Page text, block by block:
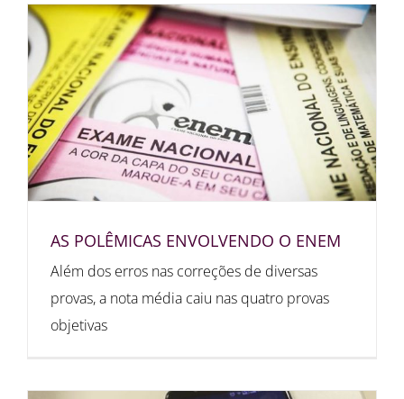
AS POLÊMICAS ENVOLVENDO O ENEM
Além dos erros nas correções de diversas
provas, a nota média caiu nas quatro provas
objetivas